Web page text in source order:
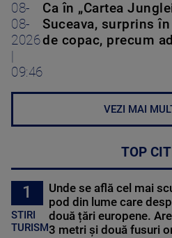
08-
08-
2026
09:46
Ca în „Cartea
Suceava, surprins
de copac, precum
VEZI MAI
TOP
1
STIRI
TURISM
Unde se află cel mai
pod din lume care
două țări europene.
3 metri și două fusuri